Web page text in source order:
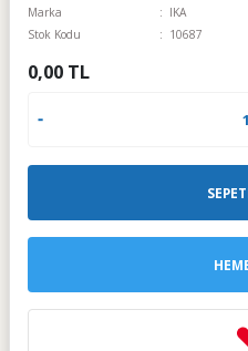
Marka
IKA
Stok Kodu
10687
0,00 TL